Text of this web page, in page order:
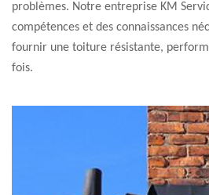
problèmes. Notre entreprise KM
compétences et des connaissances
fournir une toiture résistante,
fois.